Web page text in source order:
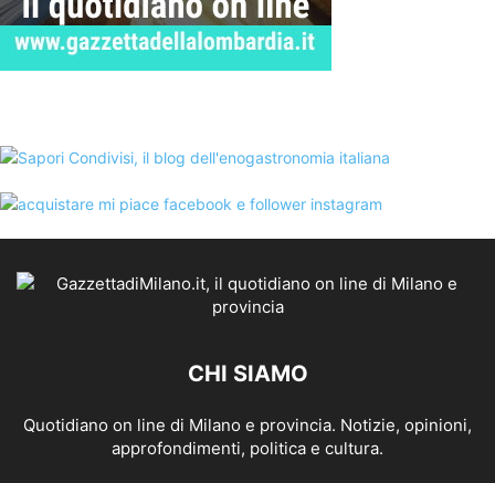
CHI SIAMO
Quotidiano on line di Milano e provincia. Notizie, opinioni,
approfondimenti, politica e cultura.